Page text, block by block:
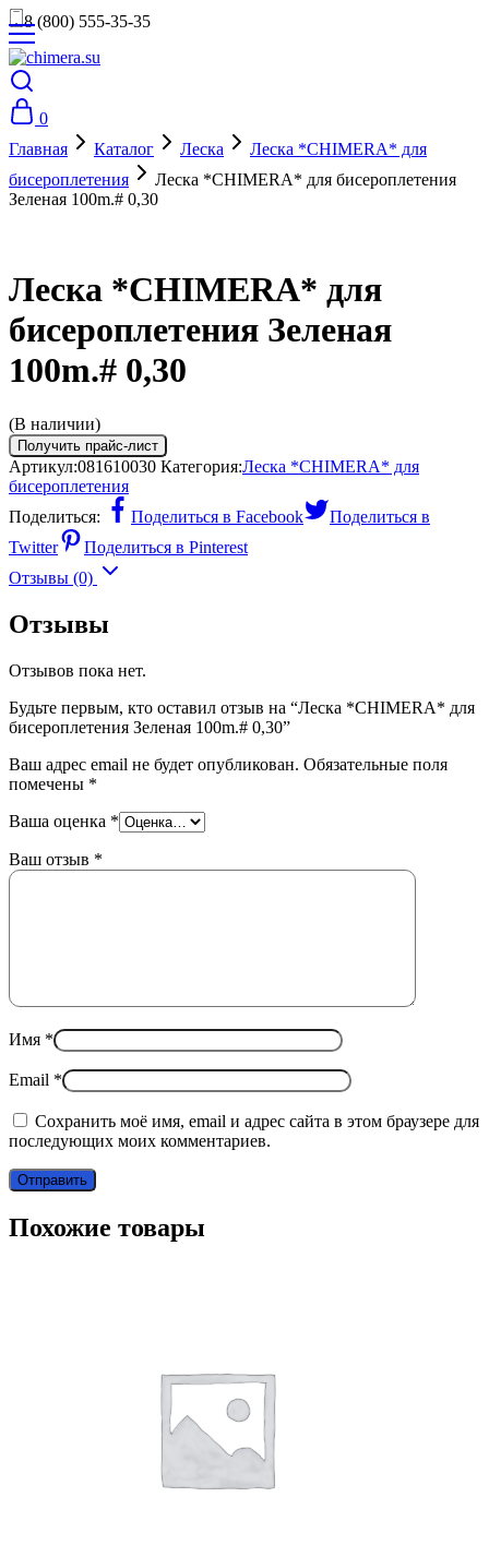
8 (800) 555-35-35
0
Главная
Каталог Леска
Леска *CHIMERA* для
бисероплетения
Леска *CHIMERA* для бисероплетения
Зеленая 100m.# 0,30
Леска *CHIMERA* для
бисероплетения Зеленая
100m.# 0,30
(В наличии)
Получить прайс-лист
Артикул:081610030 Категория:Леска *CHIMERA* для
бисероплетения
Поделиться:
Поделиться в Facebook
Поделиться в
Twitter
Поделиться в Pinterest
Отзывы (0)
Отзывы
Отзывов пока нет.
Будьте первым, кто оставил отзыв на “Леска *CHIMERA* для
бисероплетения Зеленая 100m.# 0,30”
Ваш адрес email не будет опубликован. Обязательные поля
помечены *
Ваша оценка *
Ваш отзыв *
Имя *
Email *
Сохранить моё имя, email и адрес сайта в этом браузере для
последующих моих комментариев.
Похожие товары